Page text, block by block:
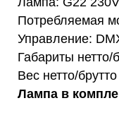
Потребляемая
Управление:
Габариты
Вес нетто/
Лампа в